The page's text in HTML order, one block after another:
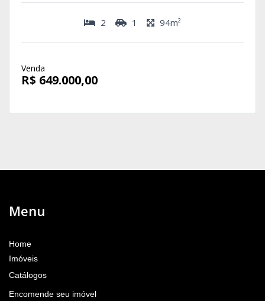
2 1 94m²
Venda
R$ 649.000,00
Menu
Home
Imóveis
Catálogos
Encomende seu imóvel